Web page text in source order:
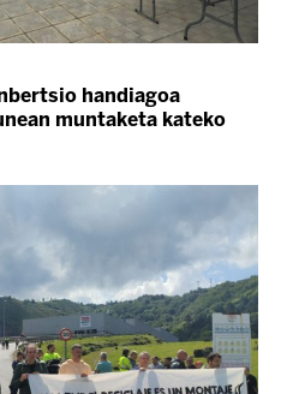
handiagoa
muntaketa kateko